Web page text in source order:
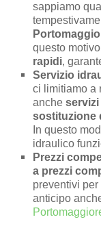
sappiamo
questo
rapidi,
Servizio
ci limitiamo a
anche
sostituzione
In questo
idraulico
Prezzi
a prezzi
preventivi
anticipo